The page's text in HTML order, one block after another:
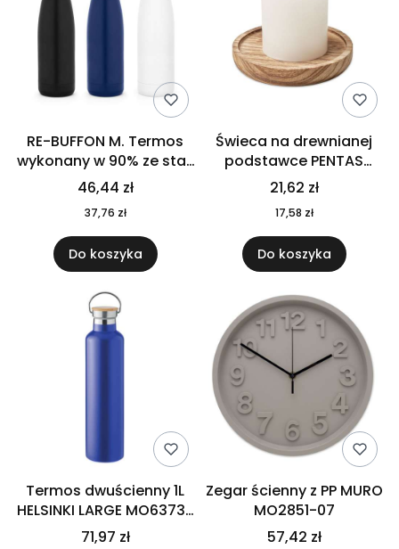
RE-BUFFON M. Termos
wykonany w 90% ze stali
nierdzewnej
pochodzącej z
recyklingu 520 ml 94294
46,44 zł
37,76 zł
Do koszyka
Świeca na drewnianej
podstawce PENTAS
MO6282-40
21,62 zł
17,58 zł
Do koszyka
Termos dwuścienny 1L
HELSINKI LARGE MO6373-
04
71,97 zł
Zegar ścienny z PP MURO
MO2851-07
57,42 zł